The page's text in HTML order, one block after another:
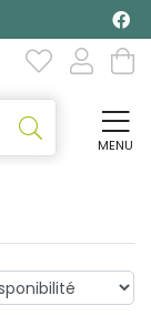
MENU